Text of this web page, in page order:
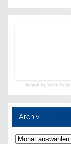
design by siti web ok
Archiv
Archiv